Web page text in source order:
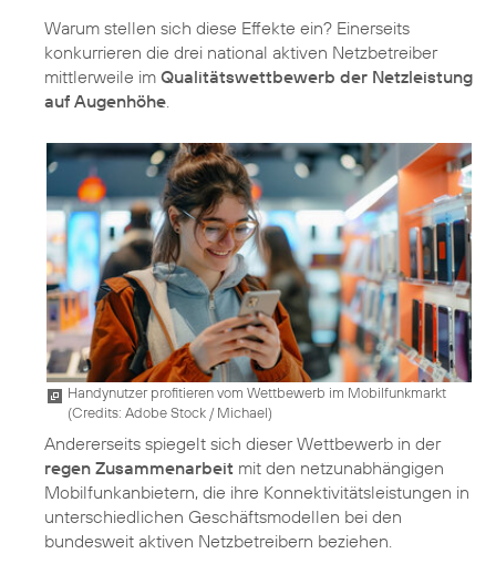
Warum stellen sich diese Effekte ein? Einerseits
konkurrieren die drei national aktiven Netzbetreiber
mittlerweile im Qualitätswettbewerb der Netzleistung
auf Augenhöhe
Handynutzer profitieren vom Wettbewerb im Mobilfunkmarkt
(Credits: Adobe Stock / Michael)
Andererseits spiegelt sich dieser Wettbewerb in der
regen Zusammenarbeit mit den netzunabhängigen
Mobilfunkanbietern, die ihre Konnektivitätsleistungen in
unterschiedlichen Geschäftsmodellen bei den
bundesweit aktiven Netzbetreibern beziehen.